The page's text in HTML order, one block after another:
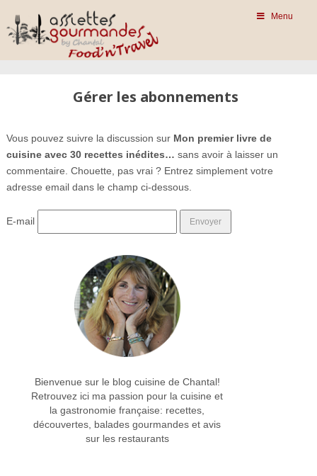
Menu
Gérer les abonnements
Vous pouvez suivre la discussion sur Mon premier livre de
cuisine avec 30 recettes inédites… sans avoir à laisser un
commentaire. Chouette, pas vrai ? Entrez simplement votre
adresse email dans le champ ci-dessous.
E-mail
Bienvenue sur le blog cuisine de Chantal!
Retrouvez ici ma passion pour la cuisine et
la gastronomie française: recettes,
découvertes, balades gourmandes et avis
sur les restaurants